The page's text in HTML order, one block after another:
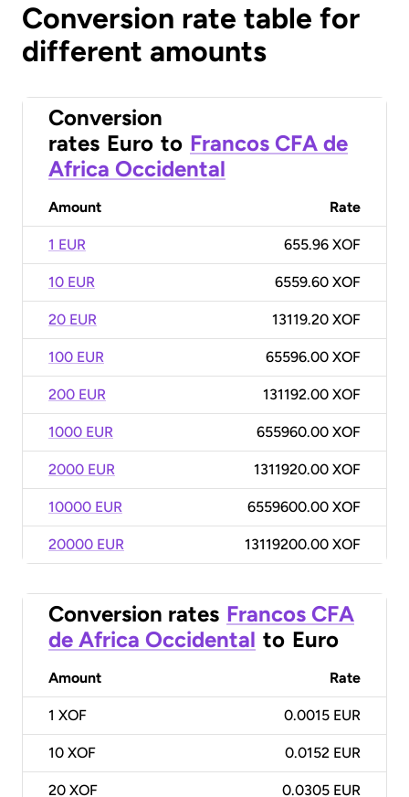
Conversion rate table for
different amounts
Conversion
rates Euro to Francos CFA de
Africa Occidental
Amount Rate
1 EUR 655.96 XOF
10 EUR 6559.60 XOF
20 EUR 13119.20 XOF
100 EUR 65596.00 XOF
200 EUR 131192.00 XOF
1000 EUR 655960.00 XOF
2000 EUR 1311920.00 XOF
10000 EUR 6559600.00 XOF
20000 EUR 13119200.00 XOF
Conversion rates Francos CFA
de Africa Occidental to Euro
Amount Rate
1 XOF 0.0015 EUR
10 XOF 0.0152 EUR
20 XOF 0.0305 EUR